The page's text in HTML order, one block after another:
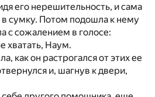
его нерешительность, и сама
сумку. Потом подошла к нему
с сожалением в голосе:
хватать, Наум.
как он растрогался от этих ее
и, шагнув к двери,